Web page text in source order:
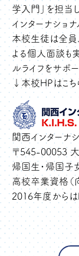
学入門」を担当し
インターナショ
本校生徒は全員
よる個人面談も
ルライフをサポー
↓本校HPはこち
関西インターナ
〒545-00053
帰国生・帰国子
高校卒業資格（
2016年度から